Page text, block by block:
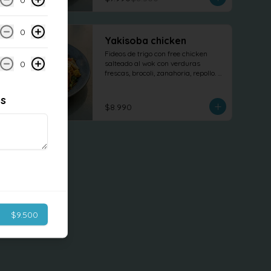
Yakisoba chicken
Fideos de trigo con free chicken
salteado al wok con verduras
frescas, brocoli, zanahoria, repollo.
$8.990
0
0
$9.500